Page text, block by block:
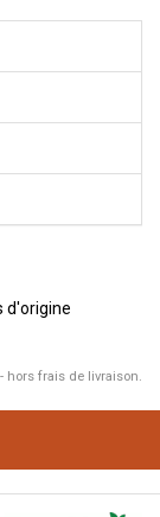
d'origine
hors frais de livraison.